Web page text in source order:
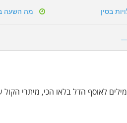
בסין מה השעה
כן, כן הסינית משתפרת וגם אם רק בעוד 5 מילים לאוסף הדל